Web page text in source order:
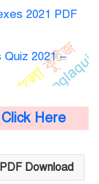
2021 PDF
2021 –
Click Here
Download